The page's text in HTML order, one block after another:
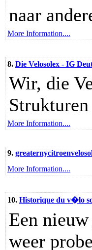
naar
More Information....
8. Die Velosolex - IG
Wir, die
Strukturen
More Information....
9.
More Information....
10. Historique du v�lo
Een
weer